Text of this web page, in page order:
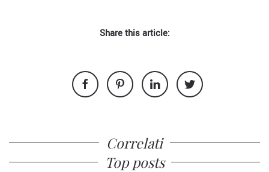
Share this article:
Correlati
Top posts